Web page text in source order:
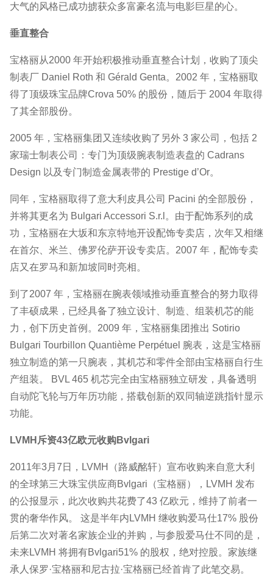
大气的风格已成功掳获众多富豪名流与电影巨星的心。
垂直整合
宝格丽从2000 年开始积极推动垂直整合计划，收购了顶尖
制表厂 Daniel Roth 和 Gérald Genta。2002 年，宝格丽取
得了顶级珠宝品牌Crova 50% 的股份，随后于 2004 年取得
了其全部股份。
2005 年，宝格丽集团又连续收购了另外 3 家公司，包括 2
家瑞士制表公司：专门为顶级腕表制造表盘的 Cadrans
Design 以及专门制造金属表带的 Prestige d’Or。
同年，宝格丽取得了意大利皮具公司 Pacini 的全部股份，
并将其更名为 Bulgari Accessori S.r.l。由于配饰系列的成
功，宝格丽在大坂和东京特地开设配饰专卖店，次年又相继
在首尔、米兰、佛罗伦萨开设专卖店。2007 年，配饰专卖
店又在罗马和新加坡同时亮相。
到了2007 年，宝格丽在腕表领域推动垂直整合的努力取得
了丰硕成果，已经具备了独立设计、制造、组装机芯的能
力，创下历史首例。2009 年，宝格丽集团推出 Sotirio
Bulgari Tourbillon Quantième Perpétuel 腕表，这是宝格丽
独立制造的第一只腕表，其机芯和零件全部由宝格丽自行生
产组装。 BVL 465 机芯完全由宝格丽独立研发，具备透明
自动陀飞轮与万年历功能，搭载创新的双同轴逆跳指针显示
功能。
LVMH斥资43亿欧元收购Bvlgari
2011年3月7日，LVMH（路威酩轩）宣布收购来自意大利
的全球第三大珠宝供应商Bvlgari（宝格丽），LVMH 发布
的公报显示，此次收购共花费了43 亿欧元，维持了前者一
贯的奢华作风。 这是半年内LVMH 继收购爱马仕17% 股份
后第二次对著名家族企业的并购，与参股爱马仕不同的是，
未来LVMH 将拥有Bvlgari51% 的股权，绝对控股。家族继
承人保罗·宝格丽和尼古拉·宝格丽已经首肯了此笔交易。